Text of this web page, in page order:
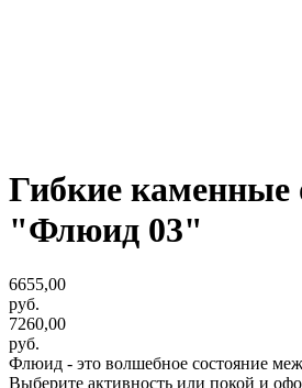
Гибкие каменные
"Флюид 03"
6655,00
руб.
7260,00
руб.
Флюид - это волшебное состояние
Выберите активность или покой и